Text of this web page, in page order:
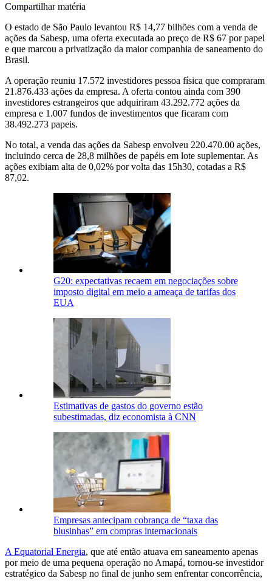
Compartilhar matéria
O estado de São Paulo levantou R$ 14,77 bilhões com a venda de
ações da Sabesp, uma oferta executada ao preço de R$ 67 por papel
e que marcou a privatização da maior companhia de saneamento do
Brasil.
A operação reuniu 17.572 investidores pessoa física que compraram
21.876.433 ações da empresa. A oferta contou ainda com 390
investidores estrangeiros que adquiriram 43.292.772 ações da
empresa e 1.007 fundos de investimentos que ficaram com
38.492.273 papeis.
No total, a venda das ações da Sabesp envolveu 220.470.00 ações,
incluindo cerca de 28,8 milhões de papéis em lote suplementar. As
ações exibiam alta de 0,02% por volta das 15h30, cotadas a R$
87,02.
G20: expectativas recaem em negociações sobre
imposto digital em meio a ameaça de tarifas dos
EUA
Estimativas de gastos do governo estão
subestimadas, diz economista à CNN
Empresas antecipam cobrança de “taxa das
blusinhas” em compras internacionais
A Equatorial Energia, que até então atuava em saneamento apenas
por meio de uma pequena operação no Amapá, tornou-se investidor
estratégico da Sabesp no final de junho sem enfrentar concorrência,